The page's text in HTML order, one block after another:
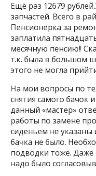
Ещё раз 12679
запчастей. Всего в
Пенсионерка за
заплатила
месячную пенсию!!
т.к. была в большом
этого не могла
На мои вопросы по
снятия самого бачок
данный «мастер»
работы по замене
сиденьем не указаны
бачка не было.
подводки тоже. Даже
надо было